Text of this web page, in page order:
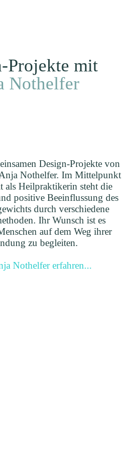
Projekte mit
Nothelfer
Design-Projekte von
Nothelfer. Im Mittelpunkt
als Heilpraktikerin steht die
positive Beeinflussung des
durch verschiedene
Ihr Wunsch ist es
auf dem Weg ihrer
zu begleiten.
Nothelfer erfahren...